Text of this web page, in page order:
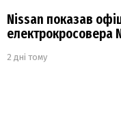
Nissan показав
електрокросовера
2 дні тому